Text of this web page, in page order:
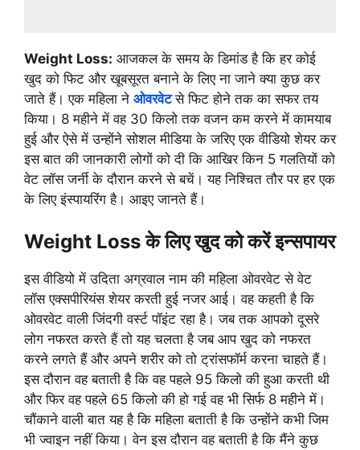
Weight Loss: आजकल के समय के डिमांड है कि हर कोई
खुद को फिट और खूबसूरत बनाने के लिए ना जाने क्या कुछ कर
जाते हैं। एक महिला ने ओवरवेटसे फिट होने तक का सफर तय
किया। 8 महीने में वह 30 किलो तक वजन कम करने में कामयाब
हुई और ऐसे में उन्होंने सोशल मीडिया के जरिए एक वीडियो शेयर कर
इस बात की जानकारी लोगों को दी कि आखिर किन 5 गलतियों को
वेट लॉस जर्नी के दौरान करने से बचें। यह निश्चित तौर पर हर एक
के लिए इंस्पायरिंग है। आइए जानते हैं।
Weight Loss के लिए खुद को करें इन्सपायर
इस वीडियो में उदिता अग्रवाल नाम की महिला ओवरवेट से वेट
लॉस एक्सपीरियंस शेयर करती हुई नजर आई। वह कहती है कि
ओवरवेट वाली जिंदगी वर्स्ट पॉइंट रहा है। जब तक आपको दूसरे
लोग नफरत करते हैं तो यह चलता है जब आप खुद को नफरत
करने लगते हैं और अपने शरीर को तो ट्रांसफॉर्म करना चाहते हैं।
इस दौरान वह बताती है कि वह पहले 95 किलो की हुआ करती थी
और फिर वह पहले 65 किलो की हो गई वह भी सिर्फ 8 महीने में।
चौंकाने वाली बात यह है कि महिला बताती है कि उन्होंने कभी जिम
भी ज्वाइन नहीं किया। वेन इस दौरान वह बताती है कि मैंने कुछ